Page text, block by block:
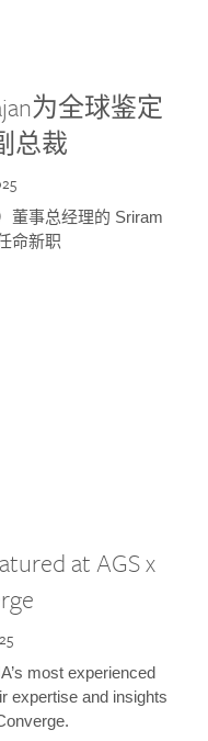
为全球鉴定
总裁
董事总经理的 Sriram
命新职
at AGS x
most experienced
expertise and insights